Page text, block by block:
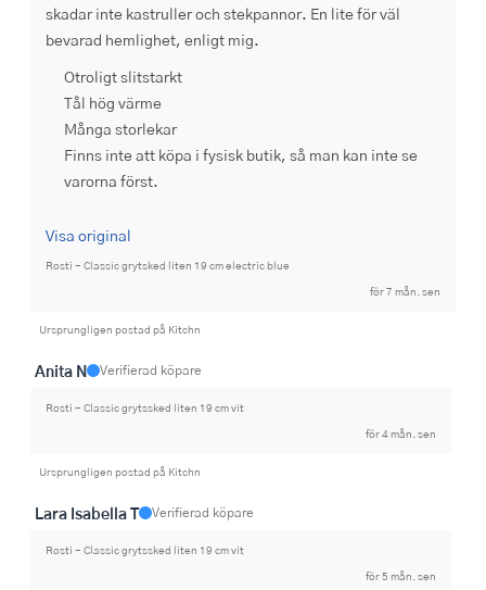
skadar inte kastruller och stekpannor. En lite för väl
bevarad hemlighet, enligt mig.
Otroligt slitstarkt
Tål hög värme
Många storlekar
Finns inte att köpa i fysisk butik, så man kan inte se
varorna först.
Visa original
Rosti - Classic grytsked liten 19 cm electric blue
för 7 mån. sen
Ursprungligen postad på Kitchn
Anita N Verifierad köpare
Rosti - Classic grytssked liten 19 cm vit
för 4 mån. sen
Ursprungligen postad på Kitchn
Lara Isabella T Verifierad köpare
Rosti - Classic grytssked liten 19 cm vit
för 5 mån. sen